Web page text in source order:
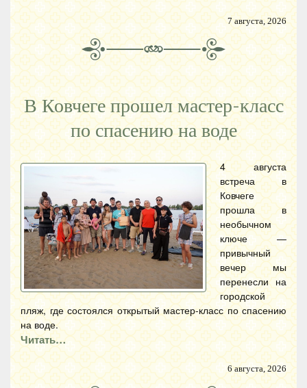
7 августа, 2026
В Ковчеге прошел мастер-класс
по спасению на воде
4 августа
встреча в
Ковчеге
прошла в
необычном
ключе —
привычный
вечер мы
перенесли на
городской
пляж, где состоялся открытый мастер-класс по спасению
на воде.
Читать…
6 августа, 2026